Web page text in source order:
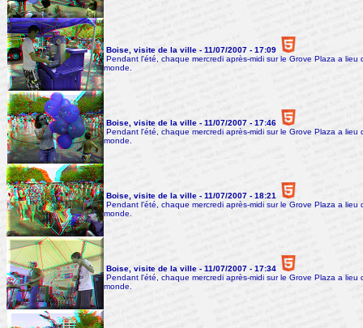
Boise, visite de la ville - 11/07/2007 - 17:09
Pendant l'été, chaque mercredi après-midi sur le Grove Plaza a lieu
monde.
Boise, visite de la ville - 11/07/2007 - 17:46
Pendant l'été, chaque mercredi après-midi sur le Grove Plaza a lieu
monde.
Boise, visite de la ville - 11/07/2007 - 18:21
Pendant l'été, chaque mercredi après-midi sur le Grove Plaza a lieu
monde.
Boise, visite de la ville - 11/07/2007 - 17:34
Pendant l'été, chaque mercredi après-midi sur le Grove Plaza a lieu
monde.